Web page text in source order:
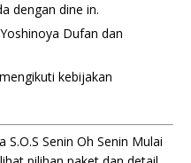
dengan dine in.
Dufan dan
kebijakan
Senin Oh Senin Mulai